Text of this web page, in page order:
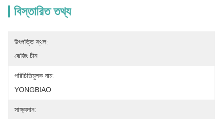
বিস্তারিত তথ্য
উৎপত্তি স্থল:
ঝেজিং চীন
পরিচিতিমুলক নাম:
YONGBIAO
সাক্ষ্যদান: